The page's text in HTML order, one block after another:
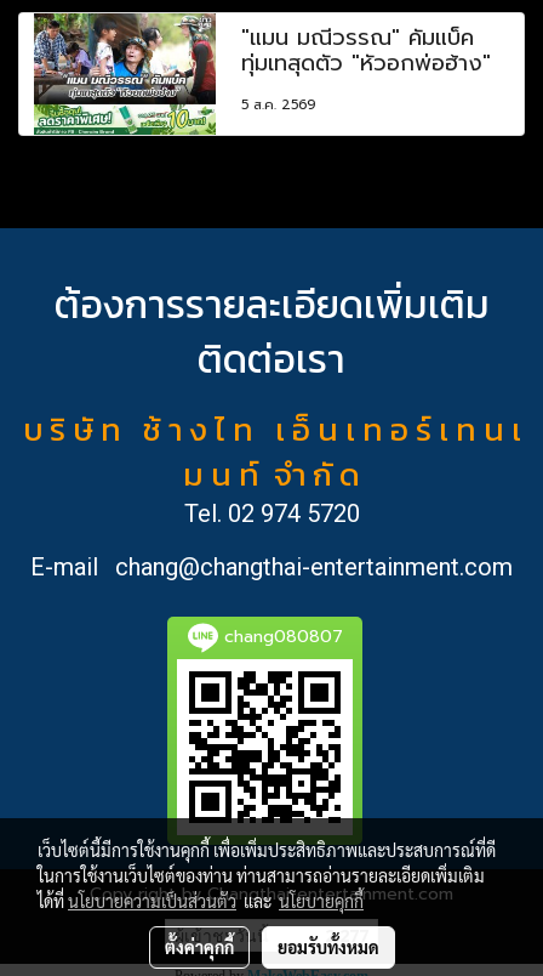
"แมน มณีวรรณ" คัมแบ็ค
ทุ่มเทสุดตัว "หัวอกพ่อฮ้าง"
5 ส.ค. 2569
ต้องการรายละเอียดเพิ่มเติม
ติดต่อเรา
บ ริ ษั ท ช้ า ง ไ ท เ อ็ น เ ท อ ร์ เ ท น เ
ม น ท์ จำ กั ด
Tel. 02 974 5720
E-mail
chang@changthai-entertainment.com
chang080807
Copy right by Changthai-entertainment.com
ผู้เข้าชมวันนี้ 2,277
เว็บไซต์นี้มีการใช้งานคุกกี้ เพื่อเพิ่มประสิทธิภาพและประสบการณ์ที่ดี
ในการใช้งานเว็บไซต์ของท่าน ท่านสามารถอ่านรายละเอียดเพิ่มเติม
ได้ที่นโยบายความเป็นส่วนตัวและนโยบายคุกกี้
ตั้งค่าคุกกี้ ยอมรับทั้งหมด